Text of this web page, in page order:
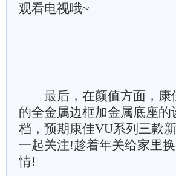
观看电视哦~
最后，在颜值方面，康
的全金属边框加金属底座
档，预期康佳VU系列三款
一起关注!趁着年关给家里
情!